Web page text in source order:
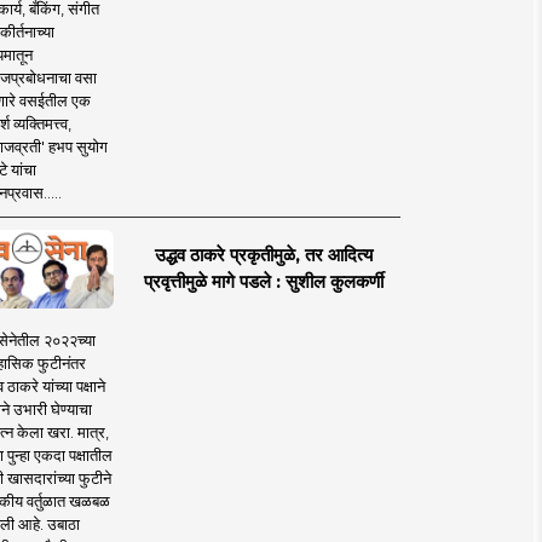
बँकिंग, संगीत
वसा
वसईतील एक
व्यक्तिमत्त्व,
हभप सुयोग
यांचा
उद्धव ठाकरे प्रकृतीमुळे, तर आदित्य
प्रवृत्तीमुळे मागे पडले : सुशील कुलकर्णी
२०२२च्या
फुटीनंतर
ठाकरे यांच्या पक्षाने
उभारी घेण्याचा
केला खरा. मात्र,
एकदा पक्षातील
खासदारांच्या फुटीने
वर्तुळात खळबळ
आहे. उबाठा